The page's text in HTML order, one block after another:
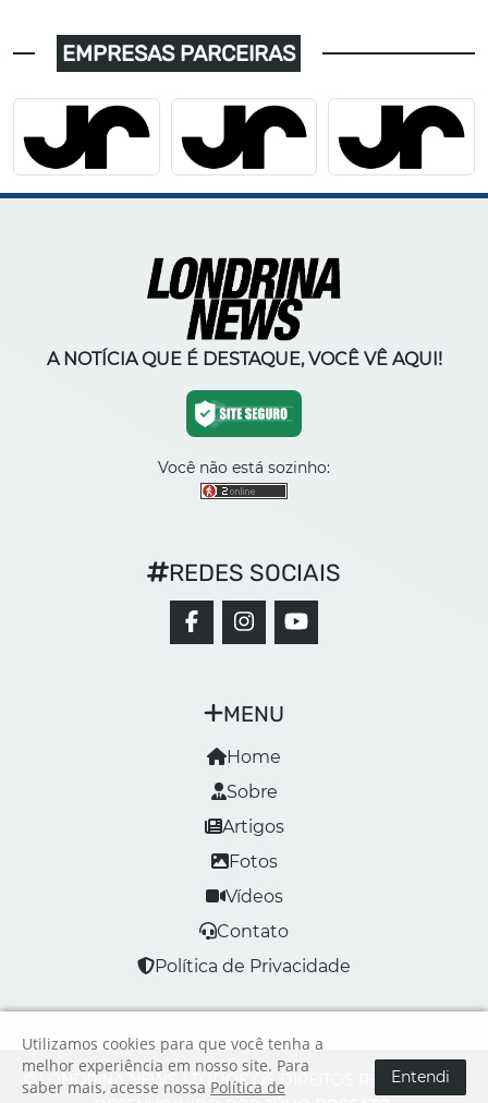
EMPRESAS PARCEIRAS
A NOTÍCIA QUE É DESTAQUE, VOCÊ VÊ AQUI!
Você não está sozinho:
MENU
Home
Sobre
Artigos
Fotos
Vídeos
Contato
Política de Privacidade
REDES SOCIAIS
© LONDRINA NEWS | TODOS OS DIREITOS RESERVADOS
Utilizamos cookies para que você tenha a
melhor experiência em nosso site. Para
saber mais, acesse nossa Política de
Entendi